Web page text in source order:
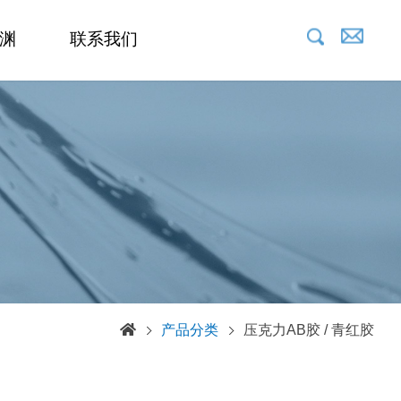
联系我们
产品分类 压克力AB胶 / 青红胶